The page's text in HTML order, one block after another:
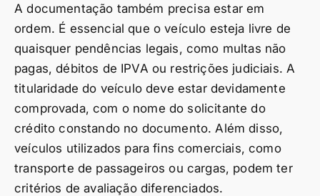
A documentação também precisa estar em
ordem. É essencial que o veículo esteja livre de
quaisquer pendências legais, como multas não
pagas, débitos de IPVA ou restrições judiciais. A
titularidade do veículo deve estar devidamente
comprovada, com o nome do solicitante do
crédito constando no documento. Além disso,
veículos utilizados para fins comerciais, como
transporte de passageiros ou cargas, podem ter
critérios de avaliação diferenciados.